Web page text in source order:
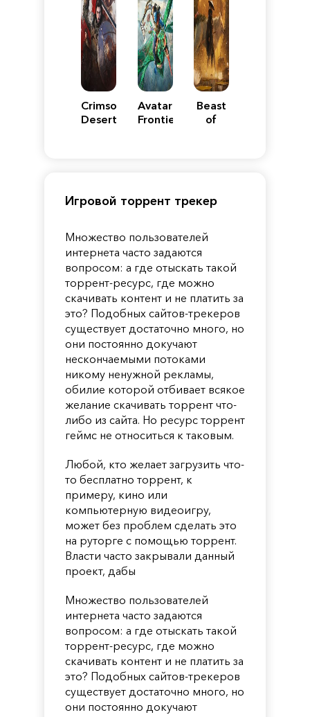
Crimson
Desert
Avatar:
Frontiers
Beast
of
Игровой торрент трекер
Множество пользователей
интернета часто задаются
вопросом: а где отыскать такой
торрент-ресурс, где можно
скачивать контент и не платить за
это? Подобных сайтов-трекеров
существует достаточно много, но
они постоянно докучают
нескончаемыми потоками
никому ненужной рекламы,
обилие которой отбивает всякое
желание скачивать торрент что-
либо из сайта. Но ресурс торрент
геймс не относиться к таковым.
Любой, кто желает загрузить что-
то бесплатно торрент, к
примеру, кино или
компьютерную видеоигру,
может без проблем сделать это
на руторге с помощью торрент.
Власти часто закрывали данный
проект, дабы
Множество пользователей
интернета часто задаются
вопросом: а где отыскать такой
торрент-ресурс, где можно
скачивать контент и не платить за
это? Подобных сайтов-трекеров
существует достаточно много, но
они постоянно докучают